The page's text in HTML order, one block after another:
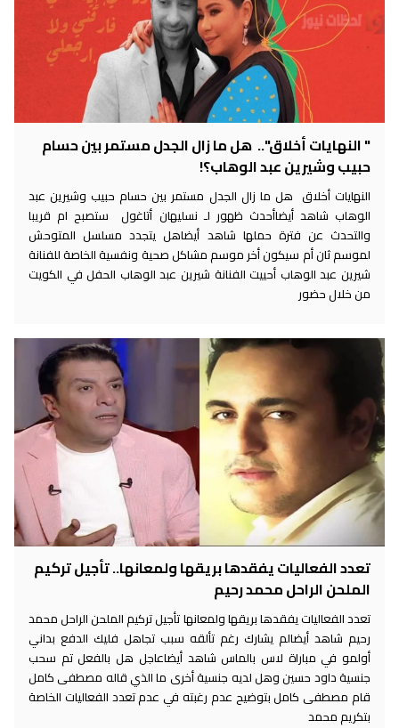
" النهايات أخلاق".. هل ما زال الجدل مستمر بين حسام
حبيب وشيرين عبد الوهاب؟!
النهايات أخلاق هل ما زال الجدل مستمر بين حسام حبيب وشيرين عبد
الوهاب شاهد أيضاأحدث ظهور لـ نسليهان أتاغول ستصبح ام قريبا
والتحدث عن فترة حملها شاهد أيضاهل يتجدد مسلسل المتوحش
لموسم ثان أم سيكون أخر موسم مشاكل صحية ونفسية الخاصة للفنانة
شيرين عبد الوهاب أحييت الفنانة شيرين عبد الوهاب الحفل في الكويت
من خلال حضور
تعدد الفعاليات يفقدها بريقها ولمعانها.. تأجيل تركيم
الملحن الراحل محمد رحيم
تعدد الفعاليات يفقدها بريقها ولمعانها تأجيل تركيم الملحن الراحل محمد
رحيم شاهد أيضالم يشارك رغم تألقه سبب تجاهل فليك الدفع بداني
أولمو في مباراة لاس بالماس شاهد أيضاعاجل هل بالفعل تم سحب
جنسية داود حسين وهل لديه جنسية أخرى ما الذي قاله مصطفى كامل
قام مصطفى كامل بتوضيح عدم رغبته في عدم تعدد الفعاليات الخاصة
بتكريم محمد